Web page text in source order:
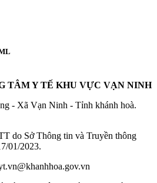
TÂM Y TẾ KHU VỰC VẠN NINH
- Xã Vạn Ninh - Tỉnh khánh hoà.
do Sở Thông tin và Truyền thông
01/2023.